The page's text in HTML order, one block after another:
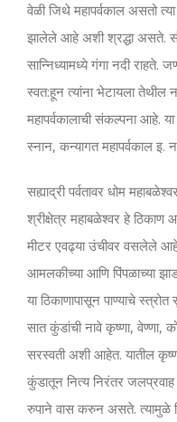
वेळी जिथे महापर्वकाल असतो
झालेले आहे अशी श्रद्धा असते.
सान्निध्यामध्ये गंगा नदी राहते.
स्वत:हून त्यांना भेटायला तेथील
महापर्वकालाची संकल्पना आहे.
स्नान, कन्यागत महापर्वकाल
सह्याद्री पर्वतावर धोम
श्रीक्षेत्र महाबळेश्वर हे
मीटर एवढ्या उंचीवर वसलेले
आमलकीच्या आणि पिंपळाच्या
या ठिकाणापासून पाण्याचे
सात कुंडांची नावे कृष्णा, वेण्णा,
सरस्वती अशी आहेत. यातील
कुंडातून नित्य निरंतर
रुपाने वास करुन असते. त्यामुळे